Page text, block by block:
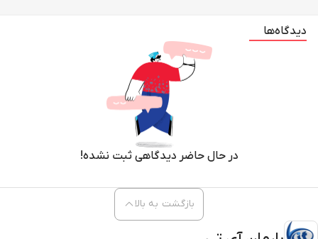
دیدگاه‌ها
در حال حاضر دیدگاهی ثبت نشده!
بازگشت به بالا